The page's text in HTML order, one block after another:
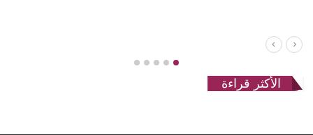
الأكثر قراءة